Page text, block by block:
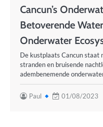
Cancun’s
Betoverende
Onderwater
De kustplaats Cancun staat
stranden en bruisende
adembenemende
Paul 01/08/2023